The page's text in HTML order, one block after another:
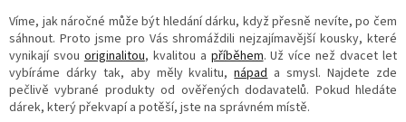
Víme, jak náročné může být hledání dárku, když přesně nevíte, po čem
sáhnout. Proto jsme pro Vás shromáždili nejzajímavější kousky, které
vynikají svou originalitou, kvalitou a příběhem. Už více než dvacet let
vybíráme dárky tak, aby měly kvalitu,nápad a smysl. Najdete zde
pečlivě vybrané produkty od ověřených dodavatelů. Pokud hledáte
dárek, který překvapí a potěší, jste na správném místě.